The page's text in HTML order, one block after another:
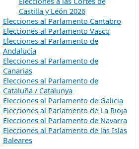
Castilla y León 2026
Elecciones al Parlamento Cantabro
Elecciones al Parlamento Vasco
Elecciones al Parlamento de
Andalucía
Elecciones al Parlamento de
Canarias
Elecciones al Parlamento de
Cataluña / Catalunya
Elecciones al Parlamento de Galicia
Elecciones al Parlamento de La Rioja
Elecciones al Parlamento de Navarra
Elecciones al Parlamento de las Islas
Baleares